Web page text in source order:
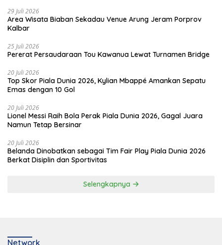
29 Juli 2026
Area Wisata Biaban Sekadau Venue Arung Jeram Porprov
Kalbar
25 Juli 2026
Pererat Persaudaraan Tou Kawanua Lewat Turnamen Bridge
20 Juli 2026
Top Skor Piala Dunia 2026, Kylian Mbappé Amankan Sepatu
Emas dengan 10 Gol
20 Juli 2026
Lionel Messi Raih Bola Perak Piala Dunia 2026, Gagal Juara
Namun Tetap Bersinar
20 Juli 2026
Belanda Dinobatkan sebagai Tim Fair Play Piala Dunia 2026
Berkat Disiplin dan Sportivitas
Selengkapnya
Network